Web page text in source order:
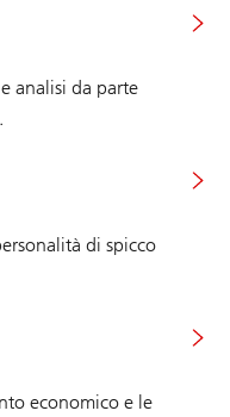
analisi da parte
di spicco
economico e le